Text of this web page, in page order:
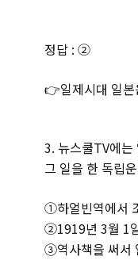
정답 : ②
👉일제시대 일본
3. 뉴스쿨TV에는
그 일을 한 독립
①하얼빈역에서
②1919년 3월 1
③역사책을 써서